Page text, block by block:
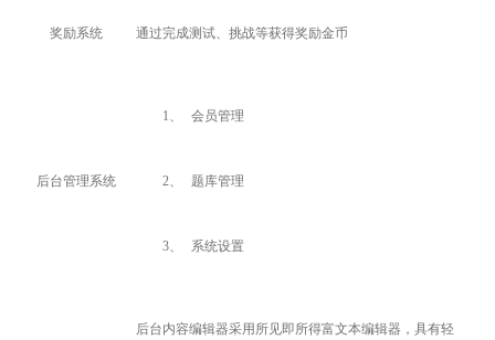
奖励系统 通过完成测试、挑战等获得奖励金币
后台管理系统
1、 会员管理
2、 题库管理
3、 系统设置
后台内容编辑器采用所见即所得富文本编辑器，具有轻